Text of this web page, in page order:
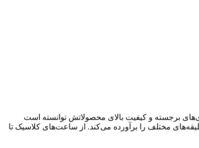
برجسته و کیفیت بالای محصولاتش توانسته است
مختلف را برآورده می‌کند. از ساعت‌های کلاسیک تا